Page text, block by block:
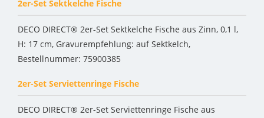
2er-Set Sektkelche Fische
DECO DIRECT® 2er-Set Sektkelche Fische aus Zinn, 0,1 l,
H: 17 cm, Gravurempfehlung: auf Sektkelch,
Bestellnummer: 75900385
2er-Set Serviettenringe Fische
DECO DIRECT® 2er-Set Serviettenringe Fische aus